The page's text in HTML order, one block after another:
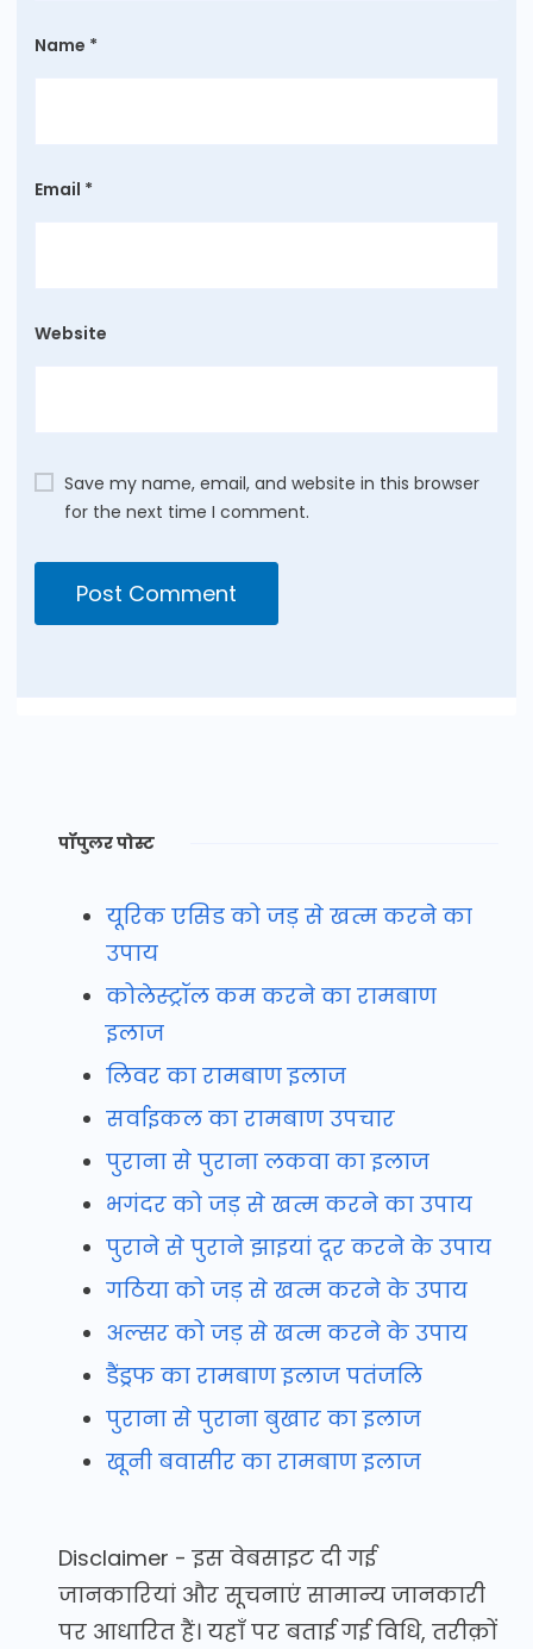
Name *
Email *
Website
Save my name, email, and website in this browser
for the next time I comment.
पॉपुलर पोस्ट
यूरिक एसिड को जड़ से खत्म करने का
उपाय
कोलेस्ट्रॉल कम करने का रामबाण
इलाज
लिवर का रामबाण इलाज
सर्वाइकल का रामबाण उपचार
पुराना से पुराना लकवा का इलाज
भगंदर को जड़ से खत्म करने का उपाय
पुराने से पुराने झाइयां दूर करने के उपाय
गठिया को जड़ से खत्म करने के उपाय
अल्सर को जड़ से खत्म करने के उपाय
डैंड्रफ का रामबाण इलाज पतंजलि
पुराना से पुराना बुखार का इलाज
खूनी बवासीर का रामबाण इलाज
Disclaimer - इस वेबसाइट दी गई
जानकारियां और सूचनाएं सामान्य जानकारी
पर आधारित हैं। यहाँ पर बताई गई विधि, तरीक़ों